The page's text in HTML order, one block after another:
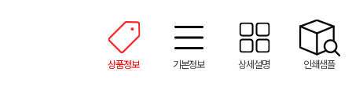
상품정보 기본정보 상세설명 인쇄샘플